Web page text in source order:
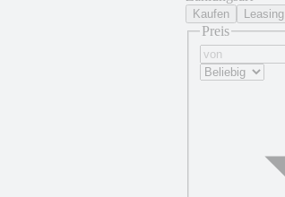
Kaufen Leasing
Preis